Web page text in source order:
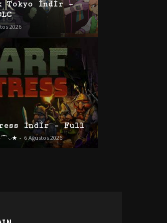
Tokyo İndir –
2026
İndir – Full
- 6 Ağustos 2026